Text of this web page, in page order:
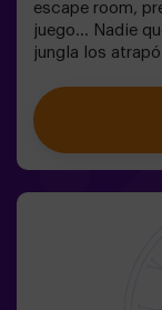
escape room,
juego... Nadie
jungla los
¿Realmente
Necesitamos un
del juego y
planes con
infantiles❗Si
igual de 14
pero
(consúltanos